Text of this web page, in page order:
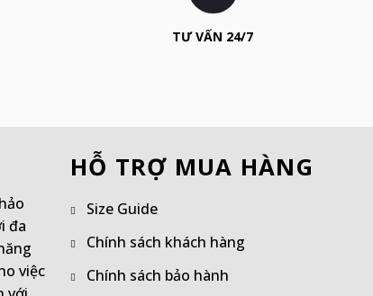
TƯ VẤN 24/7
đa
việc
HỖ TRỢ MUA HÀNG
Size Guide
Chính sách khách hàng
Chính sách bảo hành